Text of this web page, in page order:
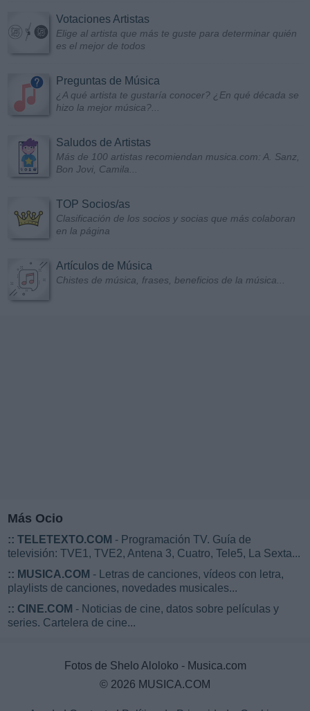
Votaciones Artistas
Elige al artista que más te guste para determinar quién
es el mejor de todos
Preguntas de Música
¿A qué artista te gustaría conocer? ¿En qué década se
hizo la mejor música?...
Saludos de Artistas
Más de 100 artistas recomiendan musica.com: A. Sanz,
Bon Jovi, Camila...
TOP Socios/as
Clasificación de los socios y socias que más colaboran
en la página
Artículos de Música
Chistes de música, frases, beneficios de la música...
Más Ocio
:: TELETEXTO.COM - Programación TV. Guía de
televisión: TVE1, TVE2, Antena 3, Cuatro, Tele5, La Sexta...
:: MUSICA.COM - Letras de canciones, vídeos con letra,
playlists de canciones, novedades musicales...
:: CINE.COM - Noticias de cine, datos sobre películas y
series. Cartelera de cine...
Fotos de Shelo Aloloko - Musica.com
© 2026 MUSICA.COM